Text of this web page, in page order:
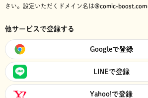
さい。 設定いただくドメイン名は@comic-boost.com
他サービスで登録する
Googleで登録
LINEで登録
Yahoo!で登録